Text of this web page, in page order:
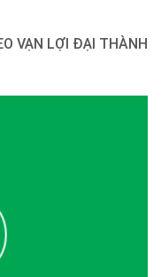
VẠN LỢI ĐẠI THÀNH